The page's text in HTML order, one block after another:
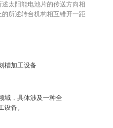
槽加工设备
域，具体涉及一种全
备。
太阳能电池片的传送方向相
所述转台机构相互错开一距